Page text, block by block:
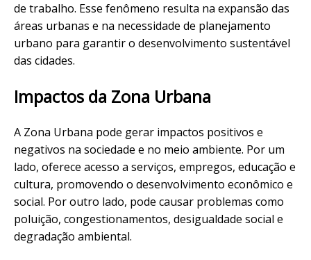
de trabalho. Esse fenômeno resulta na expansão das
áreas urbanas e na necessidade de planejamento
urbano para garantir o desenvolvimento sustentável
das cidades.
Impactos da Zona Urbana
A Zona Urbana pode gerar impactos positivos e
negativos na sociedade e no meio ambiente. Por um
lado, oferece acesso a serviços, empregos, educação e
cultura, promovendo o desenvolvimento econômico e
social. Por outro lado, pode causar problemas como
poluição, congestionamentos, desigualdade social e
degradação ambiental.